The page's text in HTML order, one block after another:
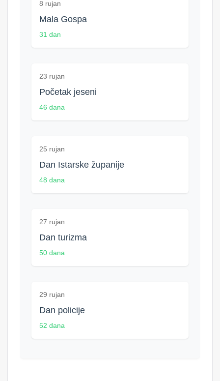
8 rujan
Mala Gospa
31 dan
23 rujan
Početak jeseni
46 dana
25 rujan
Dan Istarske županije
48 dana
27 rujan
Dan turizma
50 dana
29 rujan
Dan policije
52 dana